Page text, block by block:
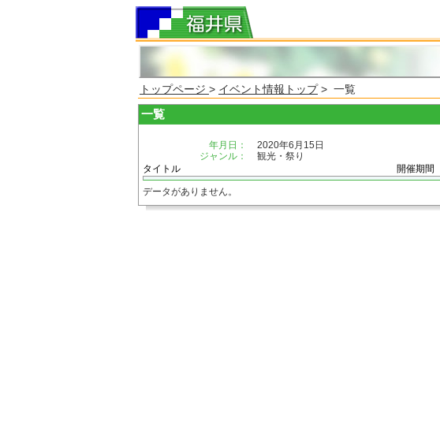
トップページ > イベント情報トップ> 一覧
一覧
年月日：
2020年6月15日
ジャンル：
観光・祭り
タイトル
開催期間
データがありません。